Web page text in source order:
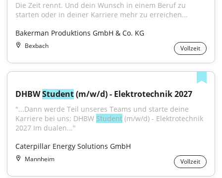
Die Zeit rennt. Und dein Wunsch in einem Beruf zu
starten oder in deiner Karriere mehr zu erreichen...
Bakerman Produktions GmbH & Co. KG
Bexbach Vollzeit
DHBW Student (m/w/d) - Elektrotechnik 2027
"...Dann werde Teil unseres Teams und starte deine
Karriere bei uns: DHBW Student (m/w/d) - Elektrotechnik
2027 Im dualen..."
Caterpillar Energy Solutions GmbH
Mannheim Vollzeit